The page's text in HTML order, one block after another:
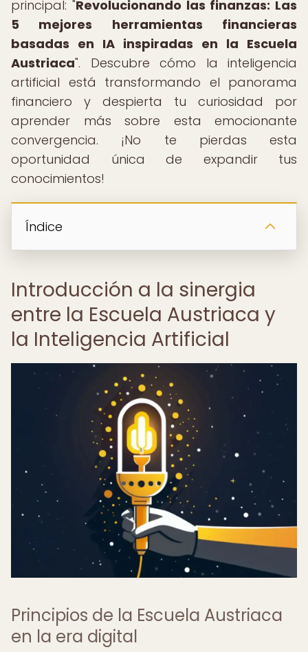
principal: "Revolucionando las finanzas: Las
5 mejores herramientas financieras
basadas en IA inspiradas en la Escuela
Austriaca". Descubre cómo la inteligencia
artificial está transformando el panorama
financiero y despierta tu curiosidad por
aprender más sobre esta emocionante
convergencia. ¡No te pierdas esta
oportunidad única de expandir tus
conocimientos!
Índice
Introducción a la sinergia
entre la Escuela Austriaca y
la Inteligencia Artificial
Principios de la Escuela Austriaca
en la era digital